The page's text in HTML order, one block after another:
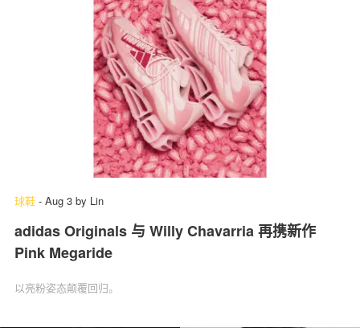
球鞋 - Aug 3 by Lin
adidas Originals 与 Willy Chavarria 再携新作
Pink Megaride
以亮粉姿态颠覆回归。